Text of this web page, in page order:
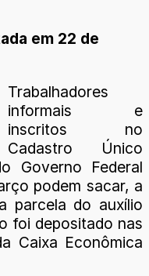
em 22 de
Trabalhadores
informais e
inscritos no
Cadastro Único
Governo Federal
podem sacar, a
parcela do auxílio
foi depositado nas
Caixa Econômica